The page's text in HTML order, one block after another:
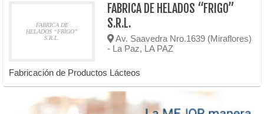
FABRICA DE
HELADOS “FRIGO”
S.R.L.
FABRICA DE HELADOS “FRIGO”
S.R.L.
Av. Saavedra Nro.1639 (Miraflores)
- La Paz, LA PAZ
Fabricación de Productos Lácteos